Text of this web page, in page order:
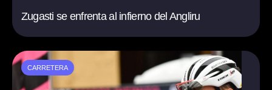
Zugasti se enfrenta al infierno del Angliru
CARRETERA